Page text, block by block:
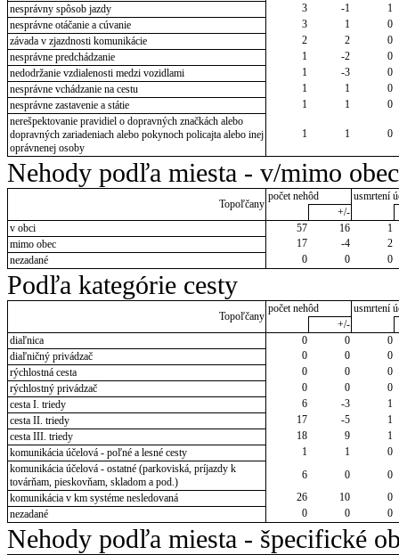
nesprávny spôsob jazdy
3 -1
1
nesprávne otáčanie a cúvanie
3 1
0
závada v zjazdnosti komunikácie
2 2
0
nesprávne predchádzanie
1 -2
0
nedodržanie vzdialenosti medzi vozidlami
1 -3
0
nesprávne vchádzanie na cestu
1 1
0
nesprávne zastavenie a státie
1 1
0
nerešpektovanie pravidiel o dopravných značkách alebo
dopravných zariadeniach alebo pokynoch policajta alebo inej
oprávnenej osoby
1 1 0
Nehody podľa miesta - v/mimo obec
Topoľčany
počet nehôd
usmrtení
+/-
v obci
57 16
1
mimo obec
17 -4
2
nezadané
0 0 0
Podľa kategórie cesty
Topoľčany
počet nehôd
usmrtení
+/-
diaľnica
0 0
0
diaľničný privádzač
0 0
0
rýchlostná cesta
0 0
0
rýchlostný privádzač
0 0
0
cesta I. triedy
6 -3
1
cesta II. triedy
17 -5
1
cesta III. triedy
18 9
1
komunikácia účelová - poľné a lesné cesty
1 1
0
komunikácia účelová - ostatné (parkoviská, príjazdy k
továrňam, pieskovňam, skladom a pod.)
6 0
0
komunikácia v km systéme nesledovaná
26 10
0
nezadané
0 0 0
Nehody podľa miesta - špecifické